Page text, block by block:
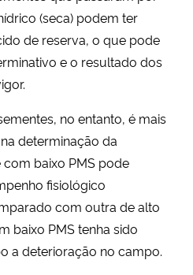
(seca) podem ter
de reserva, o que pode
e o resultado dos
no entanto, é mais
determinação da
baixo PMS pode
fisiológico
com outra de alto
baixo PMS tenha sido
a deterioração no campo.